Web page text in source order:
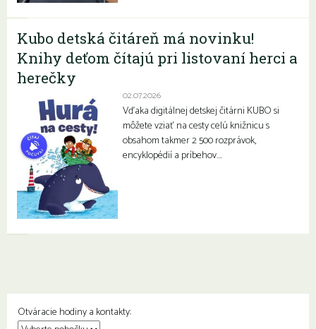
Kubo detská čitáreň má novinku!
Knihy deťom čítajú pri listovaní herci a
herečky
02.07.2026
Vďaka digitálnej detskej čitárni KUBO si
môžete vziať na cesty celú knižnicu s
obsahom takmer 2 500 rozprávok,
encyklopédií a príbehov….
Otváracie hodiny a kontakty: